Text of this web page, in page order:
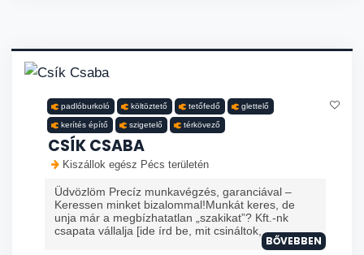
padlóburkoló költöztető tetőfedő glettelő
kerítés építő szigetelő térkövező
CSÍK CSABA
Kiszállok egész Pécs területén
Üdvözlöm Precíz munkavégzés, garanciával –
Keressen minket bizalommal!Munkát keres, de
unja már a megbízhatatlan „szakikat”? Kft.-nk
csapata vállalja [ide írd be, mit csináltok, ...
BŐVEBBEN